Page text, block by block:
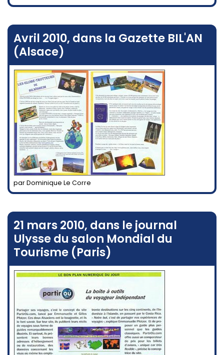
Avril 2010, dans la Gazette BIL'AN
(Alsace)
par Dominique Le Corre
21 mars 2010, dans le journal
Ulysse du salon Mondial du
Tourisme (Paris)